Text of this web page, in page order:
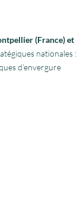
(France) et
nationales :
d’envergure